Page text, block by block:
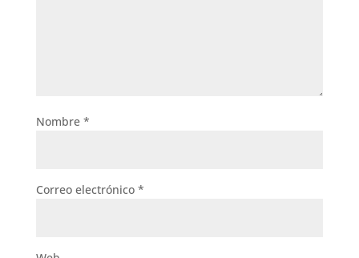
Nombre *
Correo electrónico *